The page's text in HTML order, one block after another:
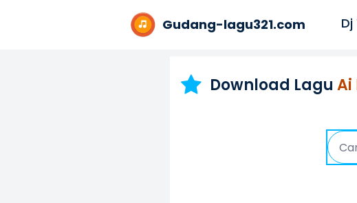
Gudang-lagu321.com
Download Lagu Ai